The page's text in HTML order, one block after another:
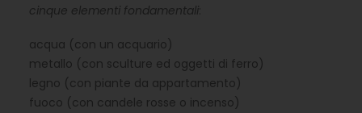
cinque elementi fondamentali:
acqua (con un acquario)
metallo (con sculture ed oggetti di ferro)
legno (con piante da appartamento)
fuoco (con candele rosse o incenso)